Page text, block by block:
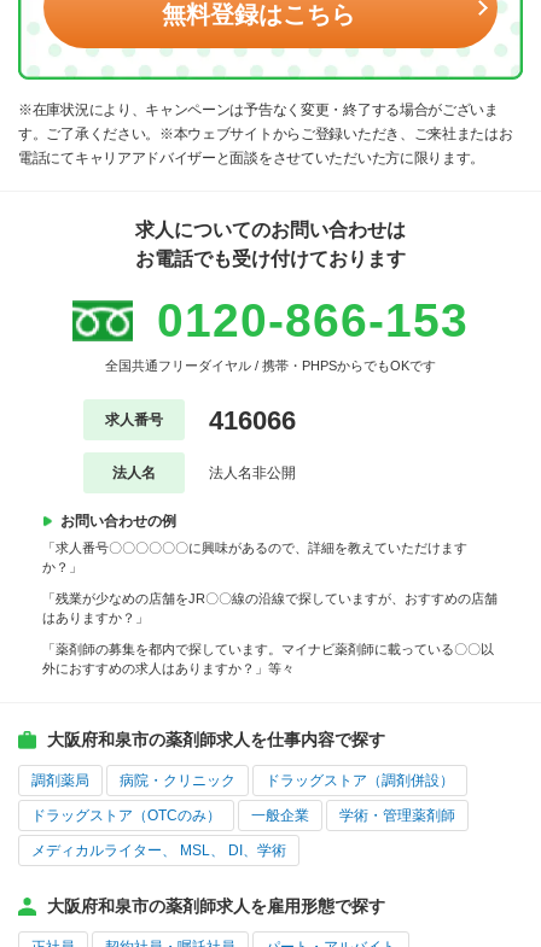
無料登録はこちら
※在庫状況により、キャンペーンは予告なく変更・終了する場合がございま
す。ご了承ください。※本ウェブサイトからご登録いただき、ご来社またはお
電話にてキャリアアドバイザーと面談をさせていただいた方に限ります。
求人についてのお問い合わせは
お電話でも受け付けております
0120-866-153
全国共通フリーダイヤル / 携帯・PHPSからでもOKです
求人番号 416066
法人名 法人名非公開
お問い合わせの例
「求人番号〇〇〇〇〇〇に興味があるので、詳細を教えていただけます
か？」
「残業が少なめの店舗をJR〇〇線の沿線で探していますが、おすすめの店舗
はありますか？」
「薬剤師の募集を都内で探しています。マイナビ薬剤師に載っている〇〇以
外におすすめの求人はありますか？」等々
大阪府和泉市の薬剤師求人を仕事内容で探す
調剤薬局 病院・クリニック ドラッグストア（調剤併設）
ドラッグストア（OTCのみ） 一般企業 学術・管理薬剤師
メディカルライター、 MSL、 DI、学術
大阪府和泉市の薬剤師求人を雇用形態で探す